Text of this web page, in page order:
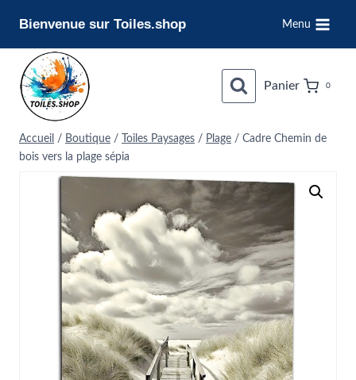
contenu
Bienvenue sur Toiles.shop Menu
Panier 0
Accueil / Boutique / Toiles Paysages / Plage / Cadre Chemin de
bois vers la plage sépia